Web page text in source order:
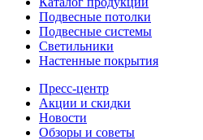
Подвесные потолки
Подвесные системы
Светильники
Настенные покрытия
Пресс-центр
Акции и скидки
Новости
Обзоры и советы